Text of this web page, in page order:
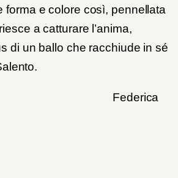
forma e colore così, pennellata
a catturare l’anima,
di un ballo che racchiude in sé